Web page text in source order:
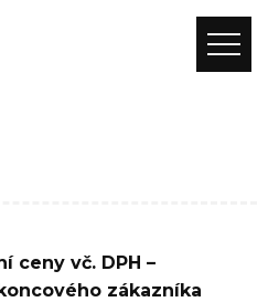
ceny vč. DPH –
zákazníka